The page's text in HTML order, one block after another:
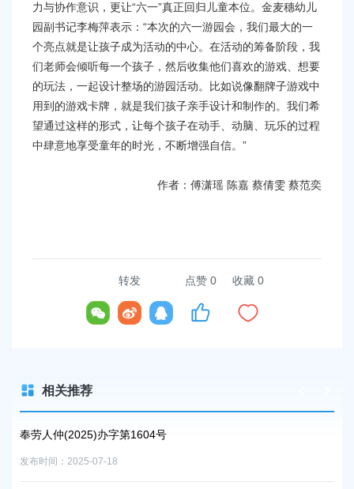
力与协作意识，更让“六一”真正回归儿童本位。金麦穗幼儿
园副书记李梅萍表示：“本次的六一游园会，我们最大的一
个亮点就是让孩子成为活动的中心。在活动的筹备阶段，我
们老师会倾听每一个孩子，然后收集他们喜欢的游戏、想要
的玩法，一起设计整场的游园活动。比如说像翻牌子游戏中
用到的游戏卡牌，就是我们孩子亲手设计和制作的。我们希
望通过这样的形式，让每个孩子在动手、动脑、玩乐的过程
中肆意地享受童年的时光，不断增强自信。”
作者：傅潇瑶 陈嘉 蔡倩雯 蔡范奕
转发 点赞 0 收藏 0
相关推荐
奉劳人仲(2025)办字第1604号
发布时间：2025-07-18